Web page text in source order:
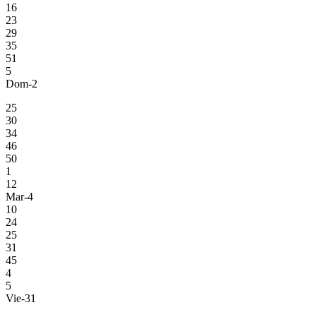
16
23
29
35
51
5
Dom-2
25
30
34
46
50
1
12
Mar-4
10
24
25
31
45
4
5
Vie-31